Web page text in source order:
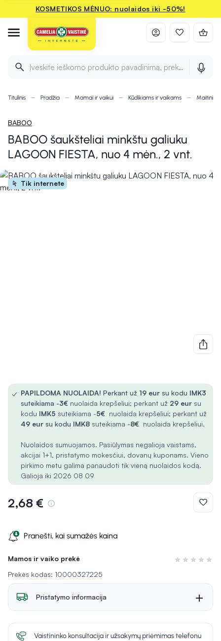
KOSMETIKOS MĖNUO: nuolaidos iki -50%!
Įveskite ieškomo produkto pavadinimą, prekės ženklą ir
Titulinis Pradžia Mamai ir vaikui Kūdikiams ir vaikams
BABOO
BABOO šaukšteliai minkštu galiuku
LAGOON FIESTA, nuo 4 mėn., 2 vnt.
Tik internete
Mamos ir vaiko prekė
Įvertinimas 0
Prekės kodas: 10000327225
✓ PAPILDOMA NUOLAIDA! Perkant už 19 eur su kodu IMK3
suteikiama -3€ nuolaida krepšeliui; perkant už 29 eur su
kodu IMK5 suteikiama -5€ nuolaida krepšeliui; perkant už
49 eur su kodu IMK8 suteikiama -8€ nuolaida krepšeliui.
Nuolaidos sumuojamos. Pasiūlymas negalioja vaistams,
akcijai 1+1, pristatymo mokesčiui, dovanų kuponams. Vieno
pirkimo metu galima panaudoti tik vieną nuolaidos kodą.
Galioja iki 2026 08 09
2,68 €
Pranešti, kai sumažės kaina
Pristatymo informacija
Vaistininko konsultacija ir užsakymų priėmimas telefonu